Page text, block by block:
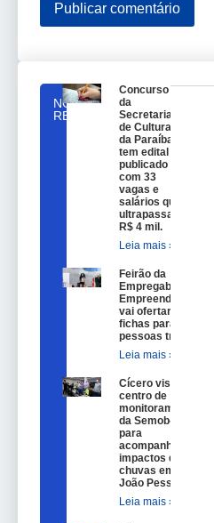
NOTICIAS
RELACIONADAS
Concurso
da
Secretaria
de Cultura
da Paraíba
tem edital
publicado
com 33
vagas e
salários que
ultrapassam
R$ 4 mil.
Leia mais »
Feirão da
Empregabilidade e
Empreendedorismo
vai ofertar 100
fichas para
pessoas trans.
Leia mais »
Cícero visita
centro de
monitoramento
da Semob-JP
para
acompanhar
impactos das
chuvas em
João Pessoa.
Leia mais »